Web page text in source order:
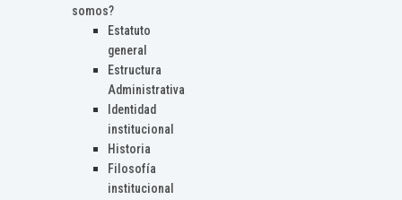
somos?
Estatuto
general
Estructura
Administrativa
Identidad
institucional
Historia
Filosofía
institucional